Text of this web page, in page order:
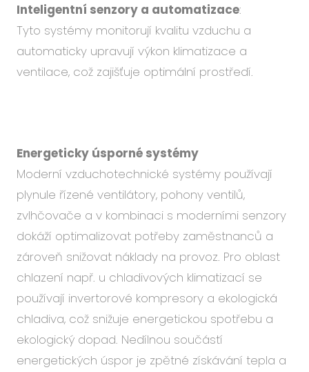
Inteligentní senzory a automatizace:
Tyto systémy monitorují kvalitu vzduchu a
automaticky upravují výkon klimatizace a
ventilace, což zajišťuje optimální prostředí.
Energeticky úsporné systémy
Moderní vzduchotechnické systémy používají
plynule řízené ventilátory, pohony ventilů,
zvlhčovače a v kombinaci s moderními senzory
dokáží optimalizovat potřeby zaměstnanců a
zároveň snižovat náklady na provoz. Pro oblast
chlazení např. u chladivových klimatizací se
používají invertorové kompresory a ekologická
chladiva, což snižuje energetickou spotřebu a
ekologický dopad. Nedílnou součástí
energetických úspor je zpětné získávání tepla a